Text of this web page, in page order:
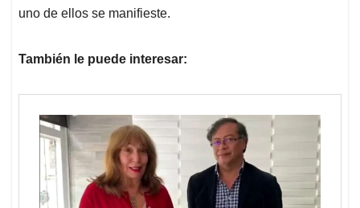
uno de ellos se manifieste.
También le puede interesar: